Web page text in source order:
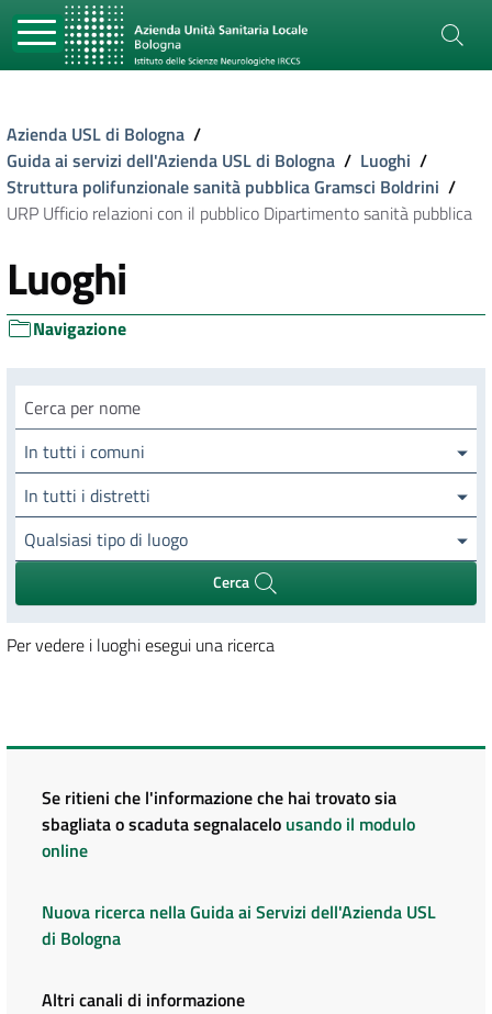
Azienda USL di Bologna /
Guida ai servizi dell'Azienda USL di Bologna / Luoghi /
Struttura polifunzionale sanità pubblica Gramsci Boldrini /
URP Ufficio relazioni con il pubblico Dipartimento sanità pubblica
Luoghi
Navigazione
Cerca luogo
In tutti i comuni
In tutti i distretti
Qualsiasi tipo di luogo
Cerca
Per vedere i luoghi esegui una ricerca
Se ritieni che l'informazione che hai trovato sia
sbagliata o scaduta segnalacelo usando il modulo
online
Nuova ricerca nella Guida ai Servizi dell'Azienda USL
di Bologna
Altri canali di informazione